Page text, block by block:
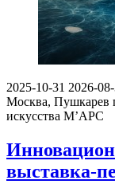
2025-10-31 2026-08-
Москва, Пушкарев
искусства М’АРС
выставка-